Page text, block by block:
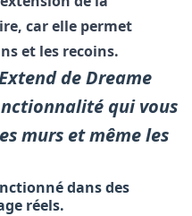
car elle permet
et les recoins.
de Dreame
qui vous
murs et même les
dans des
réels.